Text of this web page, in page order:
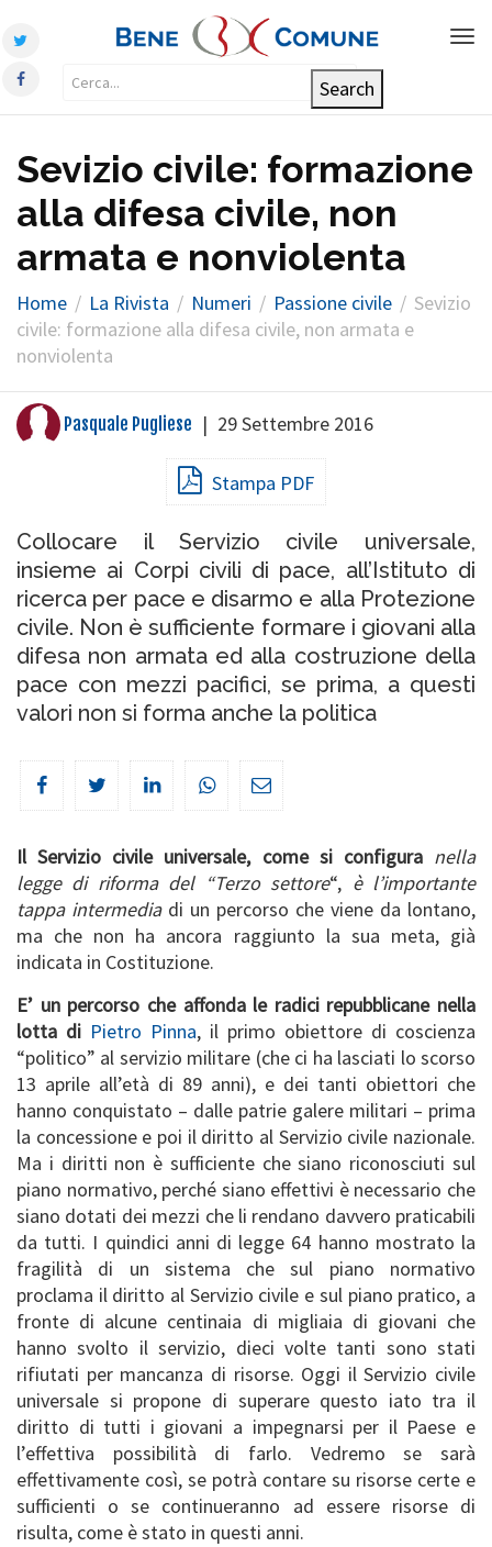
Sevizio civile: formazione
alla difesa civile, non
armata e nonviolenta
Home La Rivista Numeri Passione civile
Sevizio
civile: formazione alla difesa civile, non armata e
nonviolenta
Pasquale Pugliese | 29 Settembre 2016
Stampa PDF
Collocare il Servizio civile universale,
insieme ai Corpi civili di pace, all’Istituto di
ricerca per pace e disarmo e alla Protezione
civile. Non è sufficiente formare i giovani alla
difesa non armata ed alla costruzione della
pace con mezzi pacifici, se prima, a questi
valori non si forma anche la politica
Il Servizio civile universale, come si configura nella
legge di riforma del “Terzo settore“, è l’importante
tappa intermediadi un percorso che viene da lontano,
ma che non ha ancora raggiunto la sua meta, già
indicata in Costituzione.
E’ un percorso che affonda le radici repubblicane nella
lotta di Pietro Pinna, il primo obiettore di coscienza
“politico” al servizio militare (che ci ha lasciati lo scorso
13 aprile all’età di 89 anni), e dei tanti obiettori che
hanno conquistato – dalle patrie galere militari – prima
la concessione e poi il diritto al Servizio civile nazionale.
Ma i diritti non è sufficiente che siano riconosciuti sul
piano normativo, perché siano effettivi è necessario che
siano dotati dei mezzi che li rendano davvero praticabili
da tutti. I quindici anni di legge 64 hanno mostrato la
fragilità di un sistema che sul piano normativo
proclama il diritto al Servizio civile e sul piano pratico, a
fronte di alcune centinaia di migliaia di giovani che
hanno svolto il servizio, dieci volte tanti sono stati
rifiutati per mancanza di risorse. Oggi il Servizio civile
universale si propone di superare questo iato tra il
diritto di tutti i giovani a impegnarsi per il Paese e
l’effettiva possibilità di farlo. Vedremo se sarà
effettivamente così, se potrà contare su risorse certe e
sufficienti o se continueranno ad essere risorse di
risulta, come è stato in questi anni.